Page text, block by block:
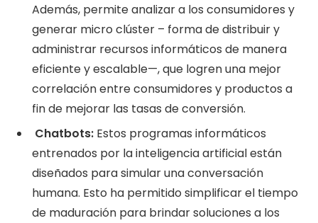
Además, permite analizar a los consumidores y
generar micro clúster – forma de distribuir y
administrar recursos informáticos de manera
eficiente y escalable—, que logren una mejor
correlación entre consumidores y productos a
fin de mejorar las tasas de conversión.
Chatbots: Estos programas informáticos
entrenados por la inteligencia artificial están
diseñados para simular una conversación
humana. Esto ha permitido simplificar el tiempo
de maduración para brindar soluciones a los